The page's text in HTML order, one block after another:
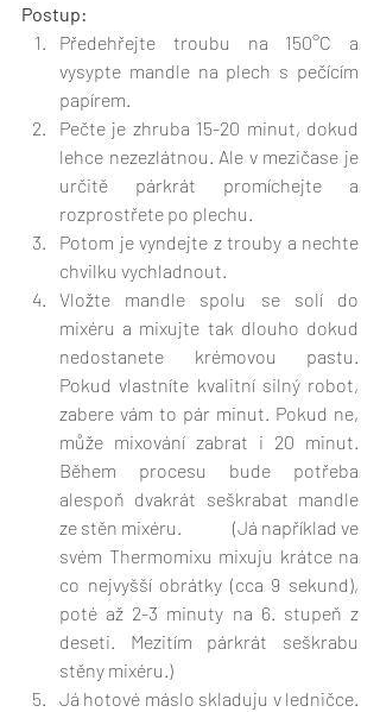
Postup:
Předehřejte troubu na 150°C a
vysypte mandle na plech s pečícím
papírem.
Pečte je zhruba 15-20 minut, dokud
lehce nezezlátnou. Ale v mezičase je
určitě párkrát promíchejte a
rozprostřete po plechu.
Potom je vyndejte z trouby a nechte
chvilku vychladnout.
Vložte mandle spolu se solí do
mixéru a mixujte tak dlouho dokud
nedostanete krémovou pastu.
Pokud vlastníte kvalitní silný robot,
zabere vám to pár minut. Pokud ne,
může mixování zabrat i 20 minut.
Během procesu bude potřeba
alespoň dvakrát seškrabat mandle
ze stěn mixéru.             (Já například ve
svém Thermomixu mixuju krátce na
co nejvyšší obrátky (cca 9 sekund),
poté až 2-3 minuty na 6. stupeň z
deseti. Mezitím párkrát seškrabu
stěny mixéru.)
Já hotové máslo skladuju v ledničce.